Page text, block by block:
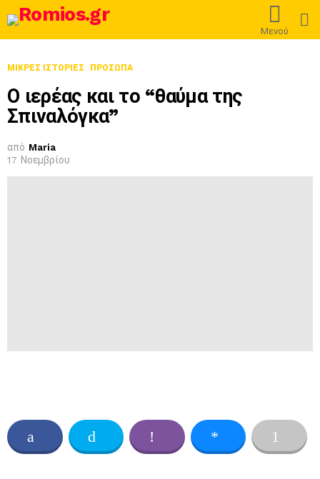
Μενού
ΜΙΚΡΈΣ ΙΣΤΟΡΊΕΣ ΠΡΌΣΩΠΑ
Ο ιερέας και το “θαύμα της
Σπιναλόγκα”
από Maria
17 Νοεμβρίου